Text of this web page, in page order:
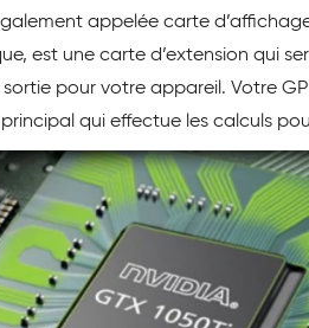
appelée carte
est une carte d’extension qui
pour votre appareil. Votre
qui effectue les calculs